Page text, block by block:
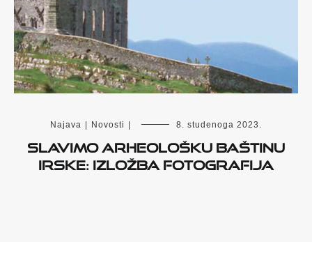
Najava Novosti 8. studenoga 2023.
Slavimo arheološku baštinu
Irske: izložba fotografija